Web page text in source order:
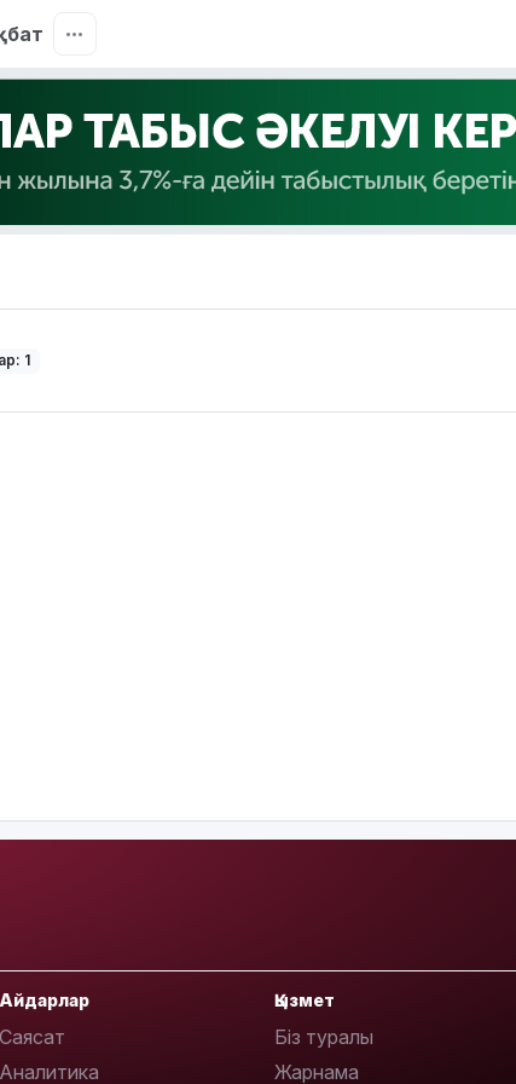
1
Айдарлар
Саясат
Аналитика
Қызмет
Біз туралы
Жарнама